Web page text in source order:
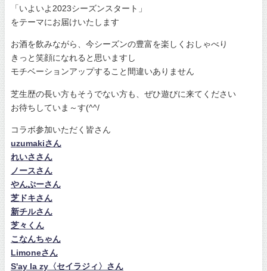
「いよいよ2023シーズンスタート」
をテーマにお届けいたします
お酒を飲みながら、今シーズンの豊富を楽しくおしゃべり
きっと笑顔になれると思いますし
モチベーションアップすること間違いありません
芝生歴の長い方もそうでない方も、ぜひ遊びに来てください
お待ちしていま～す(^^/
コラボ参加いただく皆さん
uzumakiさん
れいささん
ノースさん
やんぷーさん
芝ドキさん
新チルさん
芝々くん
こなんちゃん
Limoneさん
S'ay la zy〈セイラジィ〉さん